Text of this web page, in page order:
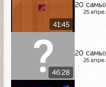
41:45
20
25
46:28
20
25